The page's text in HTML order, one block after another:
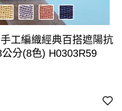
工編織經典百搭遮陽抗
分(8色) H0303R59